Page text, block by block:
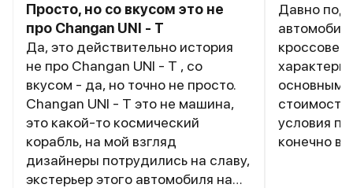
Просто, но со вкусом это не
про Changan UNI - T
Да, это действительно история
не про Changan UNI - T , со
вкусом - да, но точно не просто.
Changan UNI - T это не машина,
это какой-то космический
корабль, на мой взгляд
дизайнеры потрудились на славу,
экстерьер этого автомобиля на
Давно
условия
конечно